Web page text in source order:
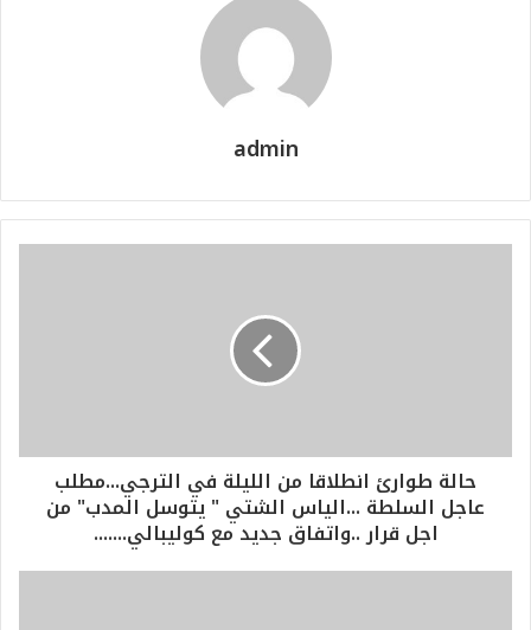
admin
حالة طوارئ انطلاقا من الليلة في الترجي...مطلب
عاجل السلطة ...الياس الشتي " يتوسل المدب" من
اجل قرار ..واتفاق جديد مع كوليبالي.......